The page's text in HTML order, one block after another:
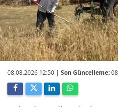
08.08.2026 12:50 | Son Güncelleme: